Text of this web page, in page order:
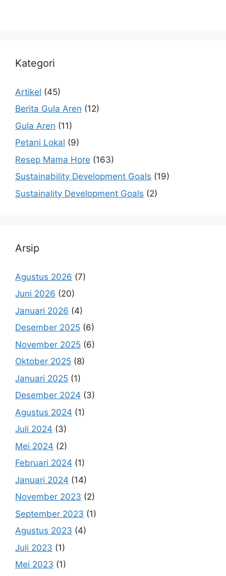
Kategori
Artikel (45)
Berita Gula Aren (12)
Gula Aren (11)
Petani Lokal (9)
Resep Mama Hore (163)
Sustainability Development Goals (19)
Sustainality Development Goals (2)
Arsip
Agustus 2026 (7)
Juni 2026 (20)
Januari 2026 (4)
Desember 2025 (6)
November 2025 (6)
Oktober 2025 (8)
Januari 2025 (1)
Desember 2024 (3)
Agustus 2024 (1)
Juli 2024 (3)
Mei 2024 (2)
Februari 2024 (1)
Januari 2024 (14)
November 2023 (2)
September 2023 (1)
Agustus 2023 (4)
Juli 2023 (1)
Mei 2023 (1)